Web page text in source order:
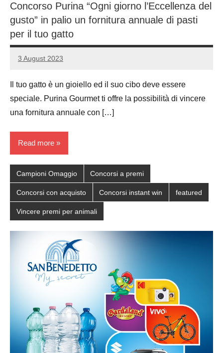
Concorso Purina “Ogni giorno l’Eccellenza del
gusto” in palio un fornitura annuale di pasti
per il tuo gatto
3 August 2023
Luca
No
Il tuo gatto è un gioiello ed il suo cibo deve essere
speciale. Purina Gourmet ti offre la possibilità di vincere
una fornitura annuale con […]
Read more
Campioni Omaggio Concorsi a premi
Concorsi con acquisto Concorsi instant win featured
Vincere premi per animali